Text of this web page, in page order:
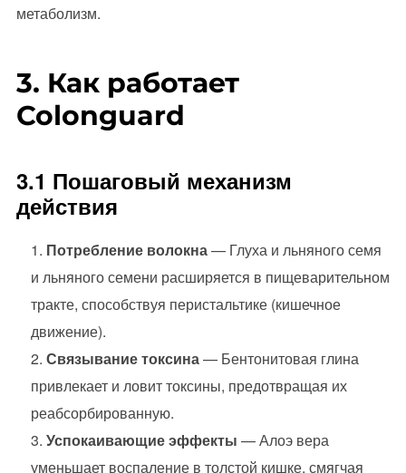
метаболизм.
3. Как работает
Colonguard
3.1 Пошаговый механизм
действия
Потребление волокна— Глуха и льняного семя
и льняного семени расширяется в пищеварительном
тракте, способствуя перистальтике (кишечное
движение).
Связывание токсина— Бентонитовая глина
привлекает и ловит токсины, предотвращая их
реабсорбированную.
Успокаивающие эффекты — Алоэ вера
уменьшает воспаление в толстой кишке, смягчая